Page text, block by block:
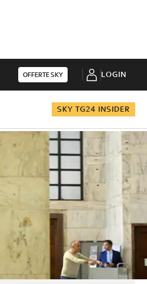
OFFERTE SKY LOGIN
SKY TG24 INSIDER